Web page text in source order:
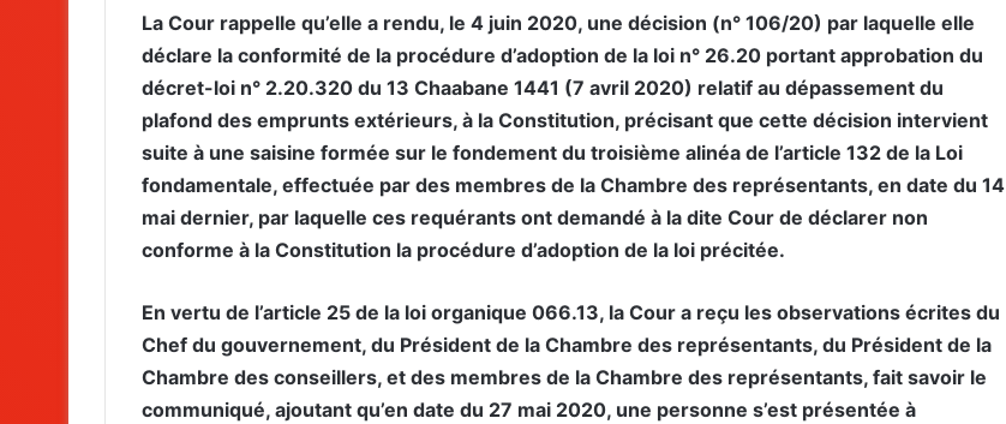
La Cour rappelle qu’elle a rendu, le 4 juin 2020, une décision (n° 106/20) par laquelle elle
déclare la conformité de la procédure d’adoption de la loi n° 26.20 portant approbation du
décret-loi n° 2.20.320 du 13 Chaabane 1441 (7 avril 2020) relatif au dépassement du
plafond des emprunts extérieurs, à la Constitution, précisant que cette décision intervient
suite à une saisine formée sur le fondement du troisième alinéa de l’article 132 de la Loi
fondamentale, effectuée par des membres de la Chambre des représentants, en date du 14
mai dernier, par laquelle ces requérants ont demandé à la dite Cour de déclarer non
conforme à la Constitution la procédure d’adoption de la loi précitée.
En vertu de l’article 25 de la loi organique 066.13, la Cour a reçu les observations écrites du
Chef du gouvernement, du Président de la Chambre des représentants, du Président de la
Chambre des conseillers, et des membres de la Chambre des représentants, fait savoir le
communiqué, ajoutant qu’en date du 27 mai 2020, une personne s’est présentée à